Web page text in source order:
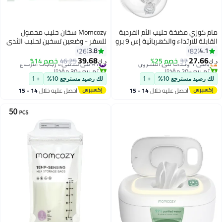
مام كوزي مضخة حليب الأم الفردية
القابلة للارتداء والكهربائية إس 9 برو
مع شاشة صمام ثنائي باعث للضوء
(إل إي دي)، نظامين و9 مستويات،
باللون الرمادي.
4.1
82
د.ك‏27.66
37 خصم 25% باقي 1 وحدات في المخزون
تم بيع +20 مؤخرًا
باقي 1 وحدات في المخزون
لك رصيد مسترجع 10% + 1
احصل عليه خلال 14 - 15
Momcozy سخان حليب محمول
للسفر - وضعين تسخين لحليب الثدي
والماء، سخان زجاجة محمول مع
تسخين سريع وعمر بطارية طويل،
سعة كبيرة 17 أونصة لتلبية
احتياجاتك طوال اليوم
3.8
26
د.ك‏39.68
46.25خصم 14% #1 في مدفيء زجاجات الأرضاع
تم بيع +30 مؤخرًا
#1 في مدفيء زجاجات الأرضاع
لك رصيد مسترجع 10% + 1
احصل عليه خلال 14 - 15